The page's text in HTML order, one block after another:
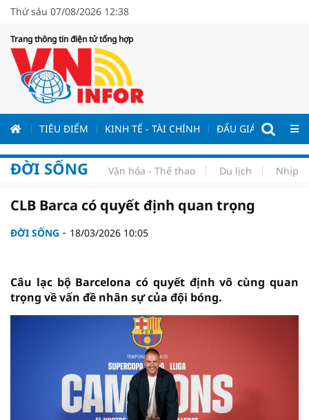
Thứ sáu 07/08/2026 12:38
Trang thông tin điện tử tổng hợp
TIÊU ĐIỂM KINH TẾ - TÀI CHÍNH ĐẤU GIÁ - ĐẤU
ĐỜI SỐNG Văn hóa - Thể thao Du lịch Nhịp
CLB Barca có quyết định quan trọng
ĐỜI SỐNG 18/03/2026 10:05
Câu lạc bộ Barcelona có quyết định vô cùng quan
trọng về vấn đề nhân sự của đội bóng.